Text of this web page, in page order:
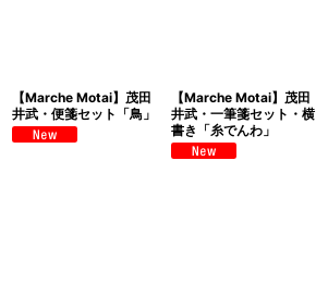
【Marche Motai】茂田
井武・便箋セット「鳥」
【Marche Motai】茂田
井武・一筆箋セット・横
書き「糸でんわ」